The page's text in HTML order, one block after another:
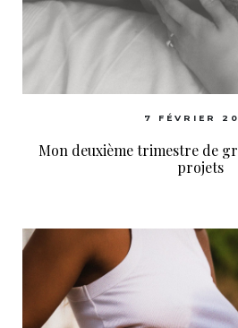
7 FÉVRIER
Mon deuxième trimestre de
projets